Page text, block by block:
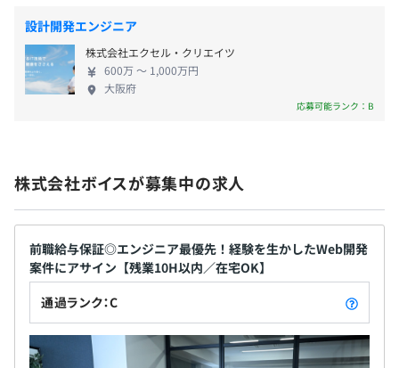
は全社員が本社に集まり、業務報告や情報共有をおこなう
場を設けています。
この集まりは単なる会議ではなく、ピザやお菓子を囲んだ
親睦会も兼ねているのが特徴です。
客先常駐などで普段は別々の現場で働く社員同士が、リラ
ックスした雰囲気の中で顔を合わせ、プロジェクトの垣根
を越えた交流を楽しむことができます。
こうした取り組みにより、風通しのよい組織文化と強固な
横のつながりが育まれています。
無期雇用
試用期間3カ月（期間中も待遇の変更はありません）
たしや営業の社員みんなで案件獲得に向けて取り組
んでいます。 また、当社でサポートするのは業務面
だけではありません。有休取得を積極的に促した
り、月の平均残業時間を10時間以内にするよう声が
聞いてくれない」「不満を伝えても改善されない」
そんな風通しの悪い会社とは一線を画し、何でも話
せる透明性の高い会社であるというのが、わたしの
自負です。 いつまでも“社員の声を聞く会社”であり
続けます。
設計開発エンジニア
株式会社エクセル・クリエイツ
600万 〜 1,000万円
大阪府
応募可能ランク：B
株式会社ボイスが募集中の求人
前職給与保証◎エンジニア最優先！経験を生かしたWeb開発
案件にアサイン【残業10H以内／在宅OK】
通過ランク：C